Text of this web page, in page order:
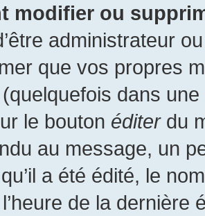
modifier ou
administrateur
que vos propres
dans
le bouton éditerdu
au message, un
a été édité, le
de la dernière